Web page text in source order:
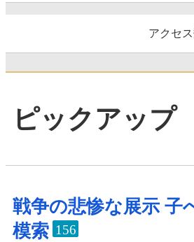
アクセ
ピックアップ
戦争の悲惨な展示 子
模索 156